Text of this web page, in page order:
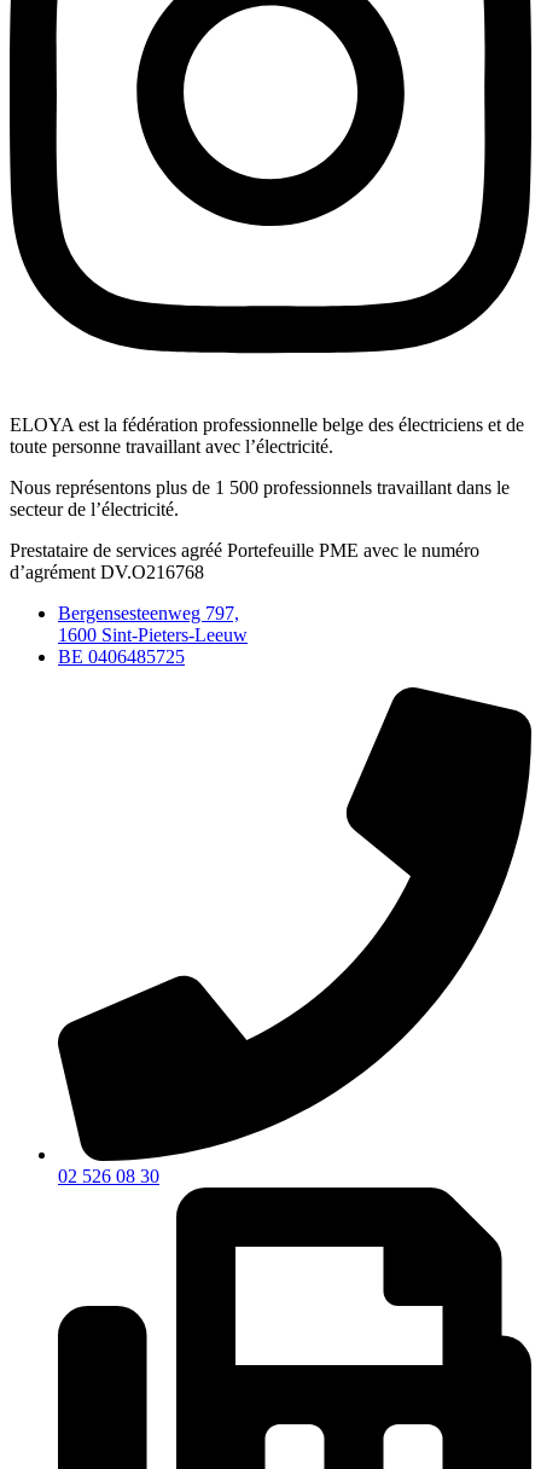
ELOYA est la fédération professionnelle belge des électriciens et de
toute personne travaillant avec l’électricité.
Nous représentons plus de 1 500 professionnels travaillant dans le
secteur de l’électricité.
Prestataire de services agréé Portefeuille PME avec le numéro
d’agrément DV.O216768
Bergensesteenweg 797,
1600 Sint-Pieters-Leeuw
BE 0406485725
02 526 08 30